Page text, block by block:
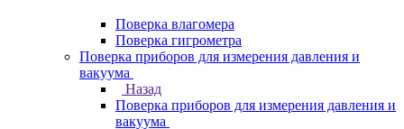
Поверка влагомера
Поверка гигрометра
Поверка приборов для измерения давления и
вакуума
Назад
Поверка приборов для измерения давления и
вакуума